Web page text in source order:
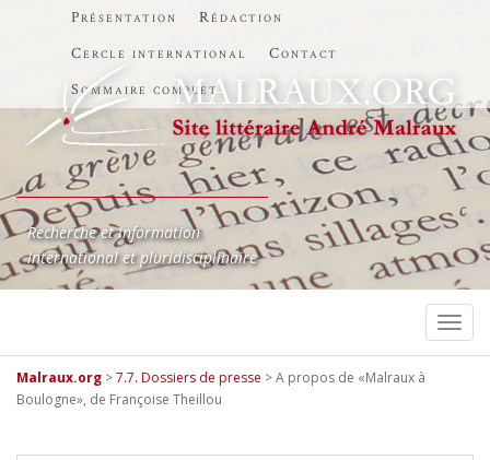
Présentation
Rédaction
Cercle international
Contact
Sommaire complet
Recherche et information
International et pluridisciplinaire
Malraux.org >7.7. Dossiers de presse >A propos de «Malraux à
Boulogne», de Françoise Theillou